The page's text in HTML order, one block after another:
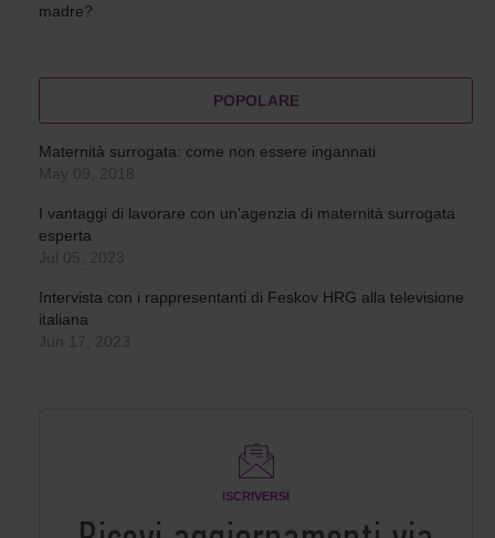
madre?
POPOLARE
Maternità surrogata: come non essere ingannati
May 09, 2018
I vantaggi di lavorare con un'agenzia di maternità surrogata
esperta
Jul 05, 2023
Intervista con i rappresentanti di Feskov HRG alla televisione
italiana
Jun 17, 2023
ISCRIVERSI